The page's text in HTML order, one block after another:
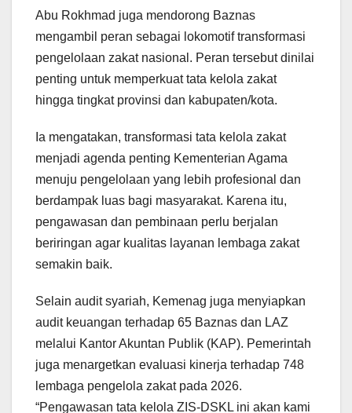
Abu Rokhmad juga mendorong Baznas
mengambil peran sebagai lokomotif transformasi
pengelolaan zakat nasional. Peran tersebut dinilai
penting untuk memperkuat tata kelola zakat
hingga tingkat provinsi dan kabupaten/kota.
Ia mengatakan, transformasi tata kelola zakat
menjadi agenda penting Kementerian Agama
menuju pengelolaan yang lebih profesional dan
berdampak luas bagi masyarakat. Karena itu,
pengawasan dan pembinaan perlu berjalan
beriringan agar kualitas layanan lembaga zakat
semakin baik.
Selain audit syariah, Kemenag juga menyiapkan
audit keuangan terhadap 65 Baznas dan LAZ
melalui Kantor Akuntan Publik (KAP). Pemerintah
juga menargetkan evaluasi kinerja terhadap 748
lembaga pengelola zakat pada 2026.
“Pengawasan tata kelola ZIS-DSKL ini akan kami